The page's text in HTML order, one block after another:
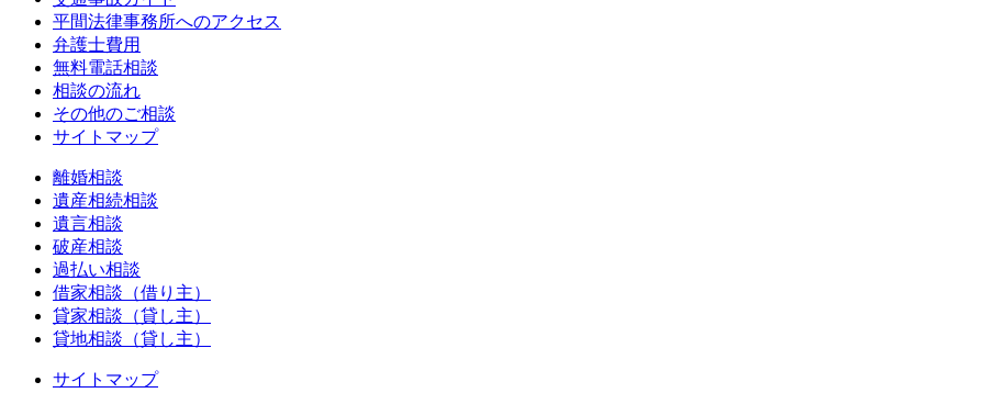
平間法律事務所へのアクセス
弁護士費用
無料電話相談
相談の流れ
その他のご相談
サイトマップ
離婚相談
遺産相続相談
遺言相談
破産相談
過払い相談
借家相談（借り主）
貸家相談（貸し主）
貸地相談（貸し主）
サイトマップ